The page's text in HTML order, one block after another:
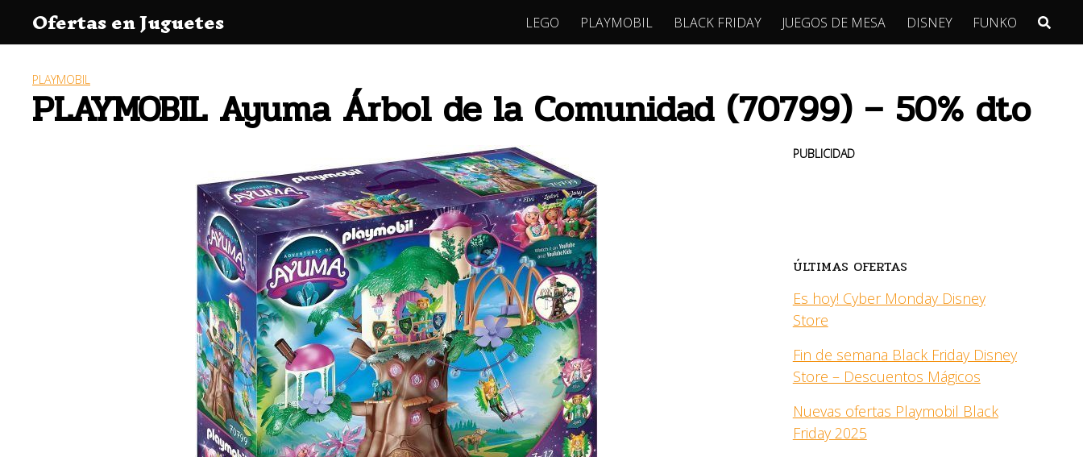
contenido
Ofertas en Juguetes LEGO PLAYMOBIL BLACK FRIDAY JUEGOS DE MESA DISNEY FUNKO
PLAYMOBIL
PLAYMOBIL Ayuma Árbol de la Comunidad (70799) – 50% dto
PUBLICIDAD
ÚLTIMAS OFERTAS
Es hoy! Cyber Monday Disney
Store
Fin de semana Black Friday Disney
Store – Descuentos Mágicos
Nuevas ofertas Playmobil Black
Friday 2025